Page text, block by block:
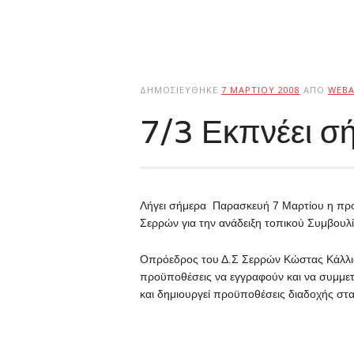
ΔΗΜΟΣΙΕΎΘΗΚΕ 7 ΜΑΡΤΊΟΥ 2008 ΑΠΌ
7/3 Εκπνέει
Λήγει σήμερα Παρασκευή 7 Μαρτίου η
Σερρών για την ανάδειξη τοπικού
Οπρόεδρος του Δ.Σ Σερρών Κώστας
προϋποθέσεις να εγγραφούν και να
και δημιουργεί προϋποθέσεις διαδοχής